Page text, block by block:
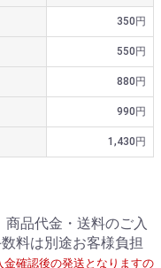
350円
550円
880円
990円
1,430円
商品代金・送料のご入
料は別途お客様負担
金確認後の発送となりますの